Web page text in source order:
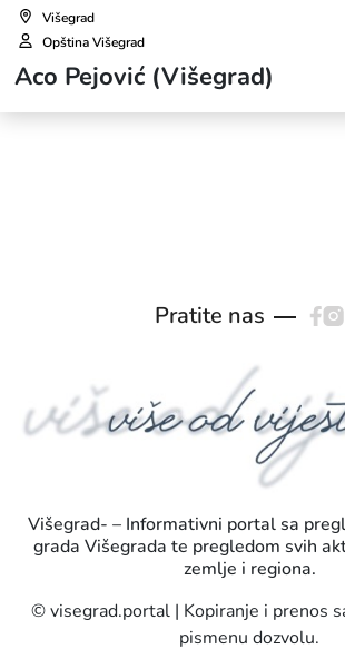
Višegrad
Opština Višegrad
Aco Pejović (Višegrad)
Pratite nas
Višegrad- – Informativni portal sa
grada Višegrada te pregledom svih
zemlje i regiona.
© visegrad.portal | Kopiranje i prenos
pismenu dozvolu.